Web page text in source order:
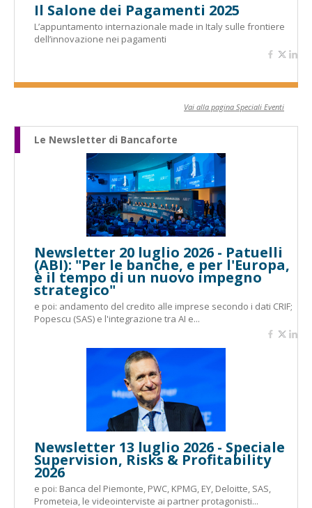
Il Salone dei Pagamenti 2025
L’appuntamento internazionale made in Italy sulle frontiere
dell’innovazione nei pagamenti
Vai alla pagina Speciali Eventi
Le Newsletter di Bancaforte
Newsletter 20 luglio 2026 - Patuelli
(ABI): "Per le banche, e per l'Europa,
è il tempo di un nuovo impegno
strategico"
e poi: andamento del credito alle imprese secondo i dati CRIF;
Popescu (SAS) e l'integrazione tra AI e...
Newsletter 13 luglio 2026 - Speciale
Supervision, Risks & Profitability
2026
e poi: Banca del Piemonte, PWC, KPMG, EY, Deloitte, SAS,
Prometeia, le videointerviste ai partner protagonisti...